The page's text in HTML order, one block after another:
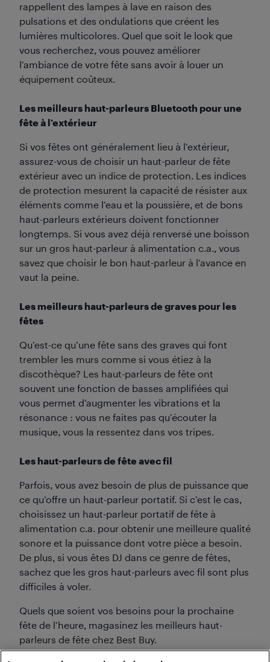
rappellent des lampes à lave en raison des
pulsations et des ondulations que créent les
lumières multicolores. Quel que soit le look que
vous recherchez, vous pouvez améliorer
l’ambiance de votre fête sans avoir à louer un
équipement coûteux.
Les meilleurs haut-parleurs Bluetooth pour une
fête à l’extérieur
Si vos fêtes ont généralement lieu à l’extérieur,
assurez-vous de choisir un haut-parleur de fête
extérieur avec un indice de protection. Les indices
de protection mesurent la capacité de résister aux
éléments comme l’eau et la poussière, et de bons
haut-parleurs extérieurs doivent fonctionner
longtemps. Si vous avez déjà renversé une boisson
sur un gros haut-parleur à alimentation c.a., vous
savez que choisir le bon haut-parleur à l’avance en
vaut la peine.
Les meilleurs haut-parleurs de graves pour les
fêtes
Qu’est-ce qu’une fête sans des graves qui font
trembler les murs comme si vous étiez à la
discothèque? Les haut-parleurs de fête ont
souvent une fonction de basses amplifiées qui
vous permet d’augmenter les vibrations et la
résonance : vous ne faites pas qu’écouter la
musique, vous la ressentez dans vos tripes.
Les haut-parleurs de fête avec fil
Parfois, vous avez besoin de plus de puissance que
ce qu’offre un haut-parleur portatif. Si c’est le cas,
choisissez un haut-parleur portatif de fête à
alimentation c.a. pour obtenir une meilleure qualité
sonore et la puissance dont votre pièce a besoin.
De plus, si vous êtes DJ dans ce genre de fêtes,
sachez que les gros haut-parleurs avec fil sont plus
difficiles à voler.
Quels que soient vos besoins pour la prochaine
fête de l’heure, magasinez les meilleurs haut-
parleurs de fête chez Best Buy.